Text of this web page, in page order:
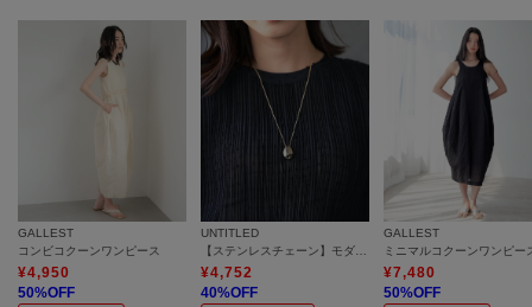
GALLEST
コンビコクーンワンピース
¥4,950
50%OFF
UNTITLED
【ステンレスチェーン】モダンビーンズトップ
¥4,752
40%OFF
GALLEST
ミニマルコクーンワンピー
¥7,480
50%OFF